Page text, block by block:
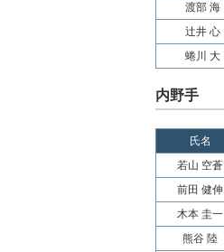
渡部 海
辻井 心
蜷川 大
内野手
氏名
若山 空蒼
前田 健伸
木本 圭一
熊谷 陸